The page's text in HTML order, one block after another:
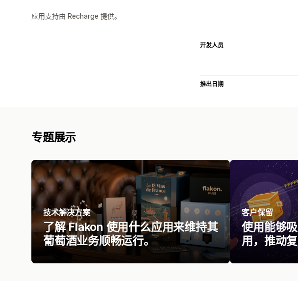
应用支持由 Recharge 提供。
开发人员
推出日期
专题展示
技术解决方案
了解 Flakon 使用什么应用来维持其
葡萄酒业务顺畅运行。
客户保留
使用能够
用，推动